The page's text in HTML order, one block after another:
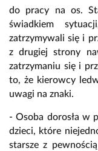
do pracy na os.
świadkiem
zatrzymywali się i
z drugiej strony
zatrzymaniu się i
to, że kierowcy
uwagi na znaki.
- Osoba dorosła w
dzieci, które
starsze z